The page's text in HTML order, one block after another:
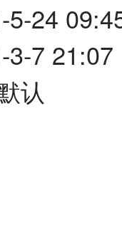
5-24
3-7 21:07
认